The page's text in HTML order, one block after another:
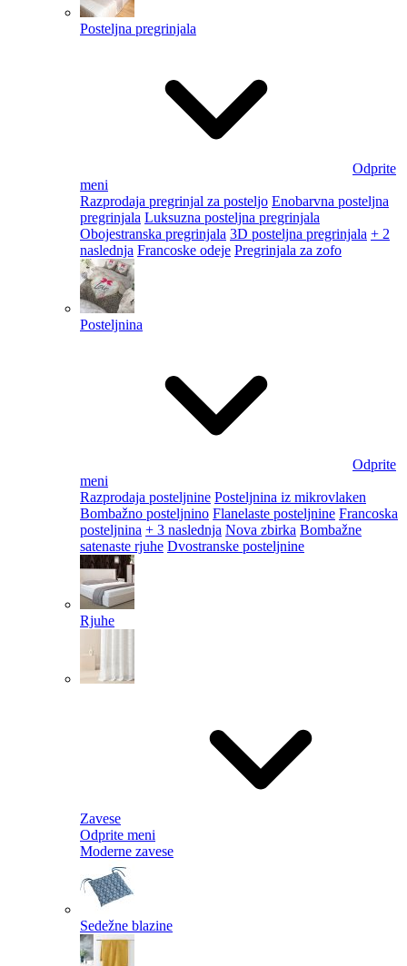
Posteljna pregrinjala
Odprite
meni
Razprodaja pregrinjal za posteljo Enobarvna posteljna
pregrinjala Luksuzna posteljna pregrinjala
Obojestranska pregrinjala 3D posteljna pregrinjala + 2
naslednja Francoske odeje Pregrinjala za zofo
Posteljnina
Odprite
meni
Razprodaja posteljnine Posteljnina iz mikrovlaken
Bombažno posteljnino Flanelaste posteljnine Francoska
posteljnina + 3 naslednja Nova zbirka Bombažne
satenaste rjuhe Dvostranske posteljnine
Rjuhe
Zavese
Odprite meni
Moderne zavese
Sedežne blazine